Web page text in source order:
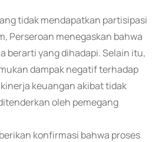
tidak mendapatkan partisipasi
Perseroan menegaskan bahwa
berarti yang dihadapi. Selain itu,
dampak negatif terhadap
keuangan akibat tidak
oleh pemegang
konfirmasi bahwa proses